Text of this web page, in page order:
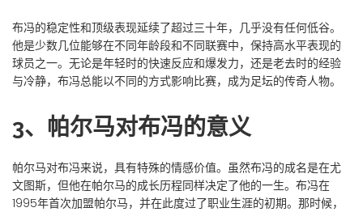
布冯的稳定性和顶级表现延续了超过三十年，几乎没有任何低谷。
他是少数几位能够在不同年龄段和不同联赛中，保持高水平表现的
球员之一。无论是年轻时的快速反应和爆发力，还是老去时的经验
与冷静，布冯总能以不同的方式影响比赛，成为足坛的传奇人物。
3、帕尔马对布冯的意义
帕尔马对布冯来说，具有特殊的情感价值。虽然布冯的成名是在尤
文图斯，但他在帕尔马的成长历程同样决定了他的一生。布冯在
1995年首次加盟帕尔马，并在此度过了职业生涯的初期。那时候，